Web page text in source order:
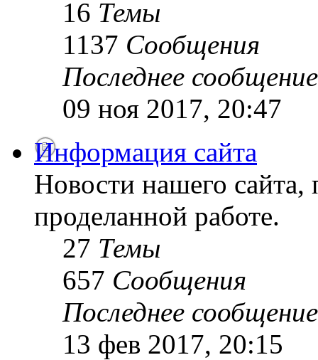
16 Темы
1137 Сообщения
Последнее сообщение
09 ноя 2017, 20:47
Информация сайта
Новости нашего
проделанной работе.
27 Темы
657 Сообщения
Последнее сообщение
13 фев 2017, 20:15